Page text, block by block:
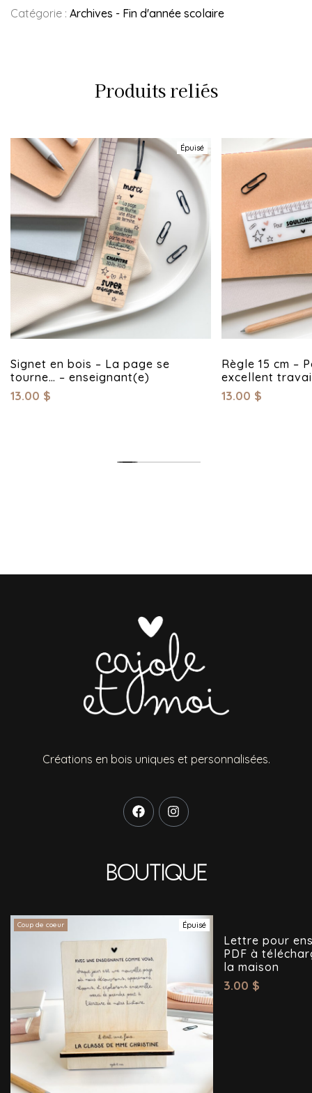
Catégorie : Archives - Fin d'année scolaire
Produits reliés
Épuisé
Signet en bois – La page se
tourne… – enseignant(e)
13.00 $
Règle 15 cm –
excellent
13.00 $
Créations en bois uniques et personnalisées.
Boutique
Coup de coeur Épuisé
Lettre pour
PDF à
la maison
3.00 $